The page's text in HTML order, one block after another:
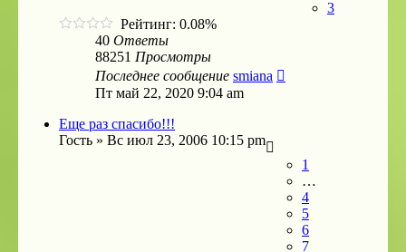
3
Рейтинг: 0.08%
40 Ответы
88251 Просмотры
Последнее сообщение smiana
Пт май 22, 2020 9:04 am
Еще раз спасибо!!!
Гость » Вс июл 23, 2006 10:15 pm
1
…
4
5
6
7